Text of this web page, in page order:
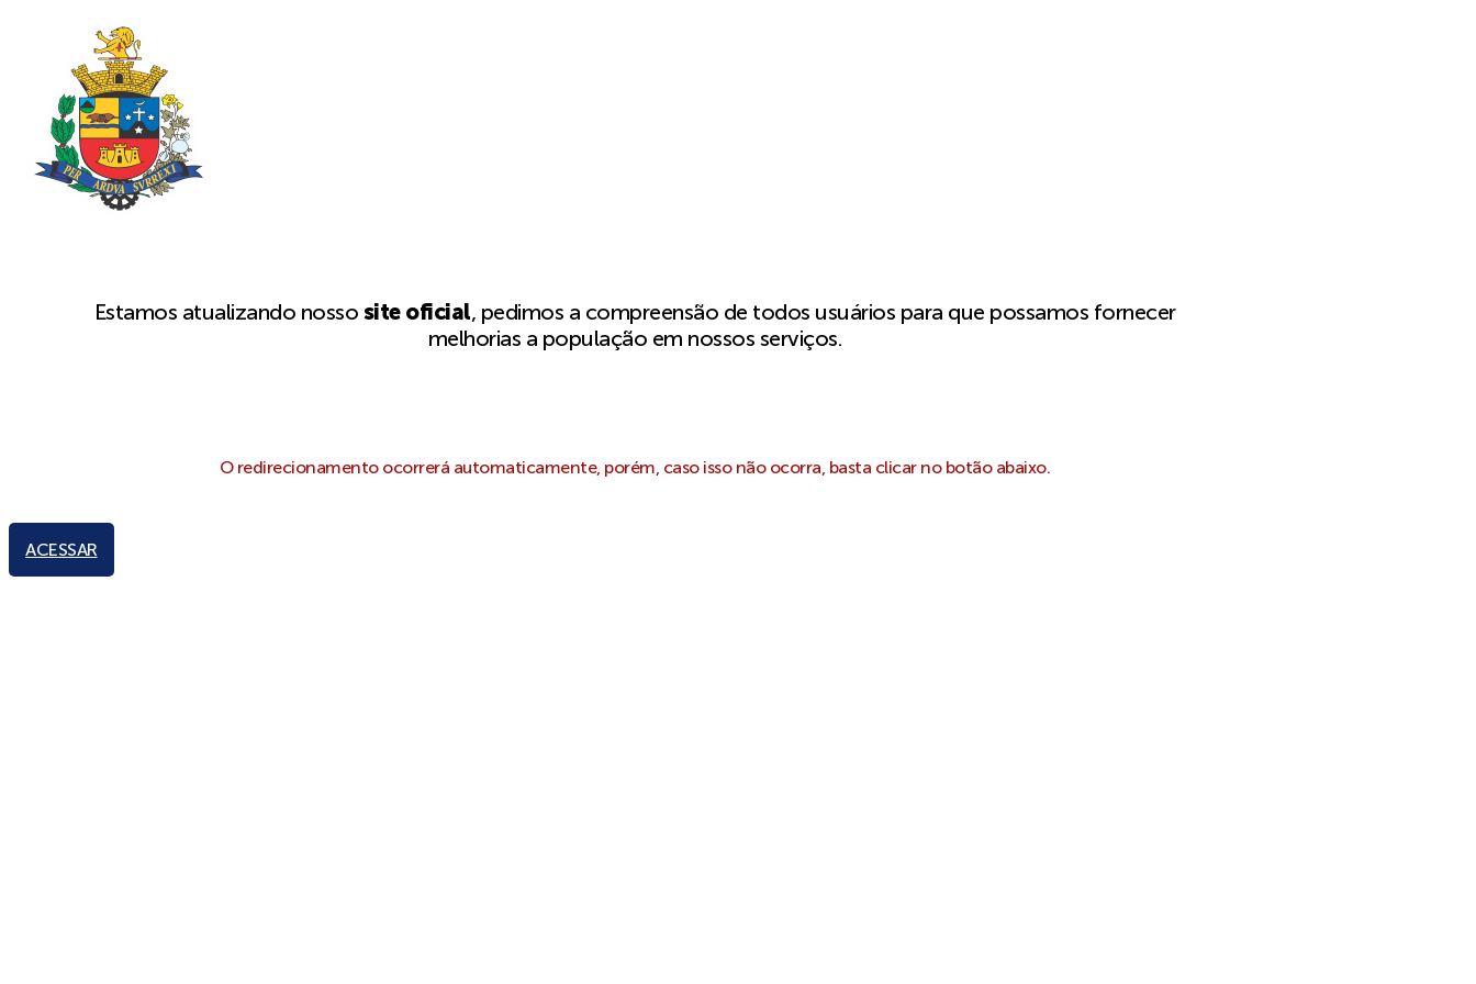
Estamos atualizando nosso site oficial, pedimos a compreensão de todos usuários para que possamos fornecer
melhorias a população em nossos serviços.
O redirecionamento ocorrerá automaticamente, porém, caso isso não ocorra, basta clicar no botão abaixo.
ACESSAR